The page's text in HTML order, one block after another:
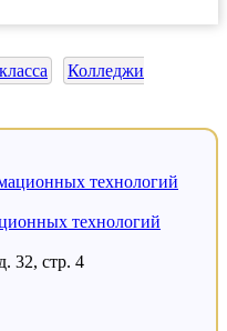
Колледжи
технологий
32, стр. 4